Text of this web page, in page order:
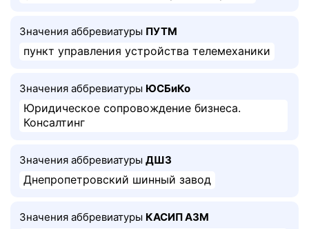
Значения аббревиатуры ПУТМ
пункт управления устройства телемеханики
Значения аббревиатуры ЮСБиКо
Юридическое сопровождение бизнеса.
Консалтинг
Значения аббревиатуры ДШЗ
Днепропетровский шинный завод
Значения аббревиатуры КАСИП АЗМ